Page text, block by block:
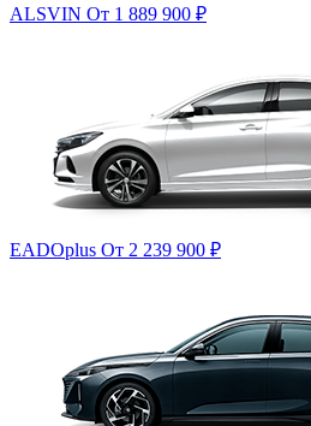
ALSVIN От 1 889 900 ₽
EADOplus От 2 239 900 ₽